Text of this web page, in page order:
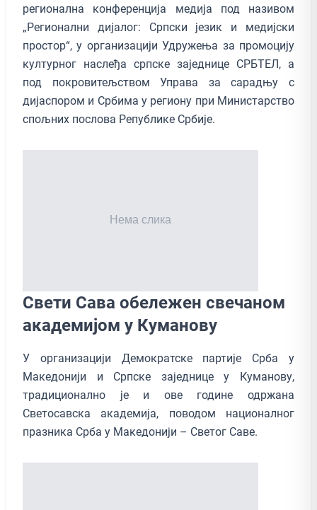
регионална конференција медија под називом
„Регионални дијалог: Српски језик и медијски
простор“, у организацији Удружења за промоцију
културног наслеђа српске заједнице СРБТЕЛ, а
под покровитељством Управа за сарадњу с
дијаспором и Србима у региону при Министарство
спољних послова Републике Србије.
Свети Сава обележен свечаном
академијом у Куманову
У организацији Демократске партије Срба у
Македонији и Српске заједнице у Куманову,
традиционално је и ове године одржана
Светосавска академија, поводом националног
празника Срба у Македонији – Светог Саве.